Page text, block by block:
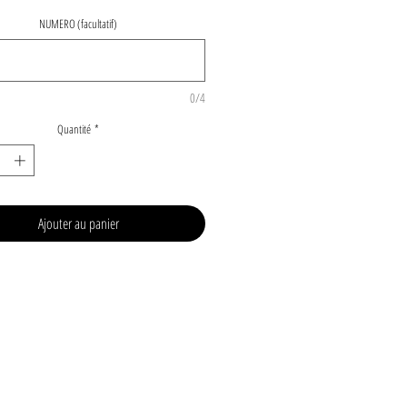
NUMERO (facultatif)
0/4
Quantité *
Ajouter au panier